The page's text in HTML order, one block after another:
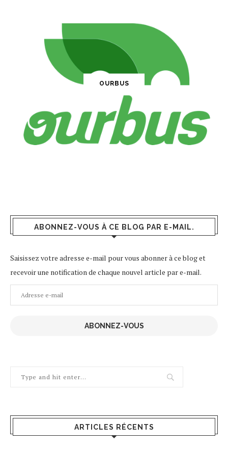
OURBUS
ABONNEZ-VOUS À CE BLOG PAR E-MAIL.
Saisissez votre adresse e-mail pour vous abonner à ce blog et
recevoir une notification de chaque nouvel article par e-mail.
Adresse
e-
ABONNEZ-VOUS
ARTICLES RÉCENTS